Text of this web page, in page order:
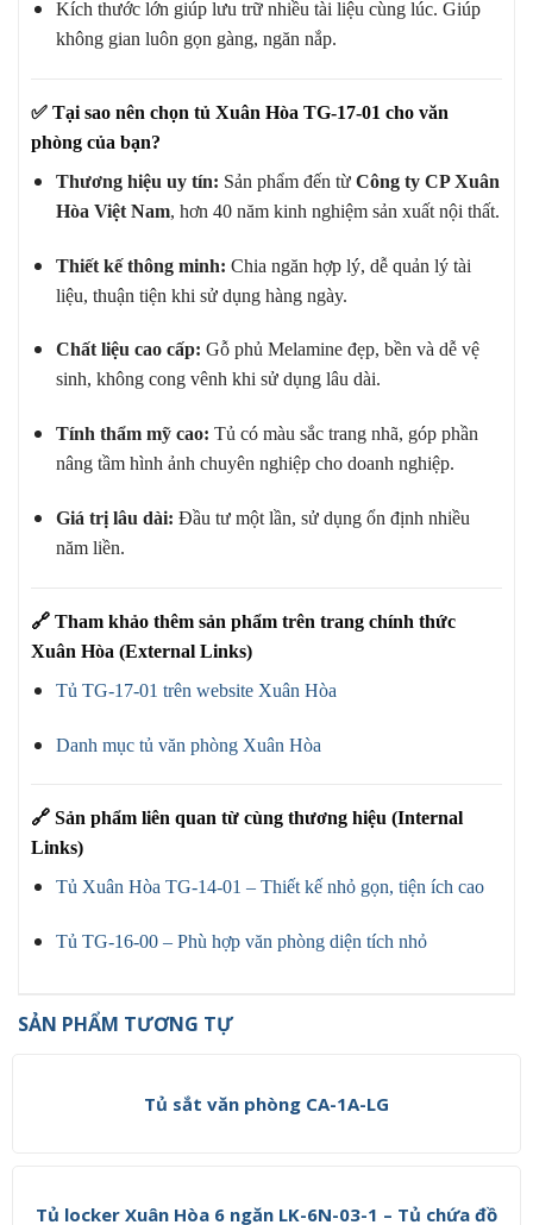
Kích thước lớn giúp lưu trữ nhiều tài liệu cùng lúc. Giúp
không gian luôn gọn gàng, ngăn nắp.
✅ Tại sao nên chọn tủ Xuân Hòa TG-17-01 cho văn
phòng của bạn?
Thương hiệu uy tín: Sản phẩm đến từ Công ty CP Xuân
Hòa Việt Nam, hơn 40 năm kinh nghiệm sản xuất nội thất.
Thiết kế thông minh: Chia ngăn hợp lý, dễ quản lý tài
liệu, thuận tiện khi sử dụng hàng ngày.
Chất liệu cao cấp: Gỗ phủ Melamine đẹp, bền và dễ vệ
sinh, không cong vênh khi sử dụng lâu dài.
Tính thẩm mỹ cao: Tủ có màu sắc trang nhã, góp phần
nâng tầm hình ảnh chuyên nghiệp cho doanh nghiệp.
Giá trị lâu dài: Đầu tư một lần, sử dụng ổn định nhiều
năm liền.
🔗 Tham khảo thêm sản phẩm trên trang chính thức
Xuân Hòa (External Links)
Tủ TG-17-01 trên website Xuân Hòa
Danh mục tủ văn phòng Xuân Hòa
🔗 Sản phẩm liên quan từ cùng thương hiệu (Internal
Links)
Tủ Xuân Hòa TG-14-01 – Thiết kế nhỏ gọn, tiện ích cao
Tủ TG-16-00 – Phù hợp văn phòng diện tích nhỏ
SẢN PHẨM TƯƠNG TỰ
Tủ sắt văn phòng CA-1A-LG
Tủ locker Xuân Hòa 6 ngăn LK-6N-03-1 – Tủ chứa đồ